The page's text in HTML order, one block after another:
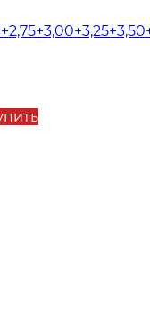
+2,75+3,00+3,25+3,50